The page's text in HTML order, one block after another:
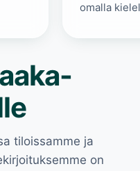
omalla
tiloissamme ja
on